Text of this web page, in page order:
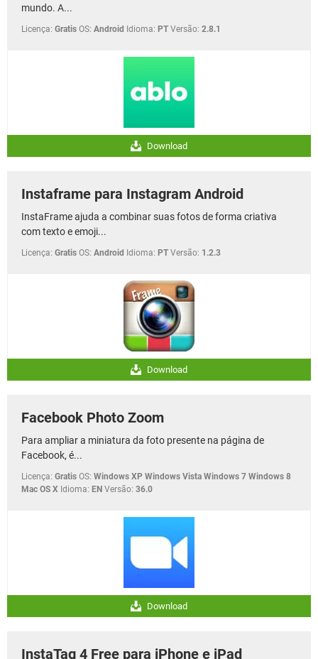
mundo. A...
Licença: Gratis OS: Android Idioma: PT Versão: 2.8.1
Download
Instaframe para Instagram Android
InstaFrame ajuda a combinar suas fotos de forma criativa
com texto e emoji...
Licença: Gratis OS: Android Idioma: PT Versão: 1.2.3
Download
Facebook Photo Zoom
Para ampliar a miniatura da foto presente na página de
Facebook, é...
Licença: Gratis OS: Windows XP Windows Vista Windows 7 Windows 8
Mac OS X Idioma: EN Versão: 36.0
Download
InstaTag 4 Free para iPhone e iPad